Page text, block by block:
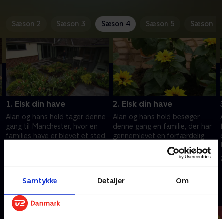
Samtykke Detaljer Om
Sæson 2 Sæson 3 Sæson 4 Sæson 5 Sæson 6
1. Elsk din have
Alan og hans hold tager denne
gang til Manchester, hvor en
families have er blevet et sted,
2. Elsk din have
Alan og hans hold besøger
denne gang en familie, der har
gennemlevet en forfærdelig
26. marts 2015 • 45 min
Andre så også